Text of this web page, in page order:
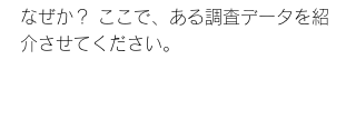
なぜか？ ここで、ある調査データを紹
介させてください。